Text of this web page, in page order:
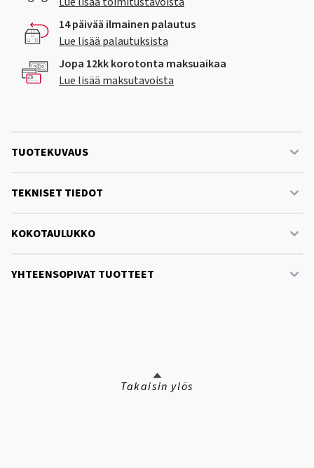
14 päivää ilmainen palautus
Lue lisää palautuksista
Jopa 12kk korotonta maksuaikaa
Lue lisää maksutavoista
TUOTEKUVAUS
TEKNISET TIEDOT
KOKOTAULUKKO
YHTEENSOPIVAT TUOTTEET
Takaisin ylös